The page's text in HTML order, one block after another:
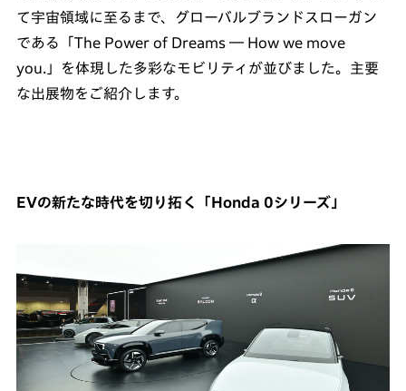
て宇宙領域に至るまで、グローバルブランドスローガン
である「The Power of Dreams ― How we move
you.」を体現した多彩なモビリティが並びました。主要
な出展物をご紹介します。
EVの新たな時代を切り拓く「Honda 0シリーズ」